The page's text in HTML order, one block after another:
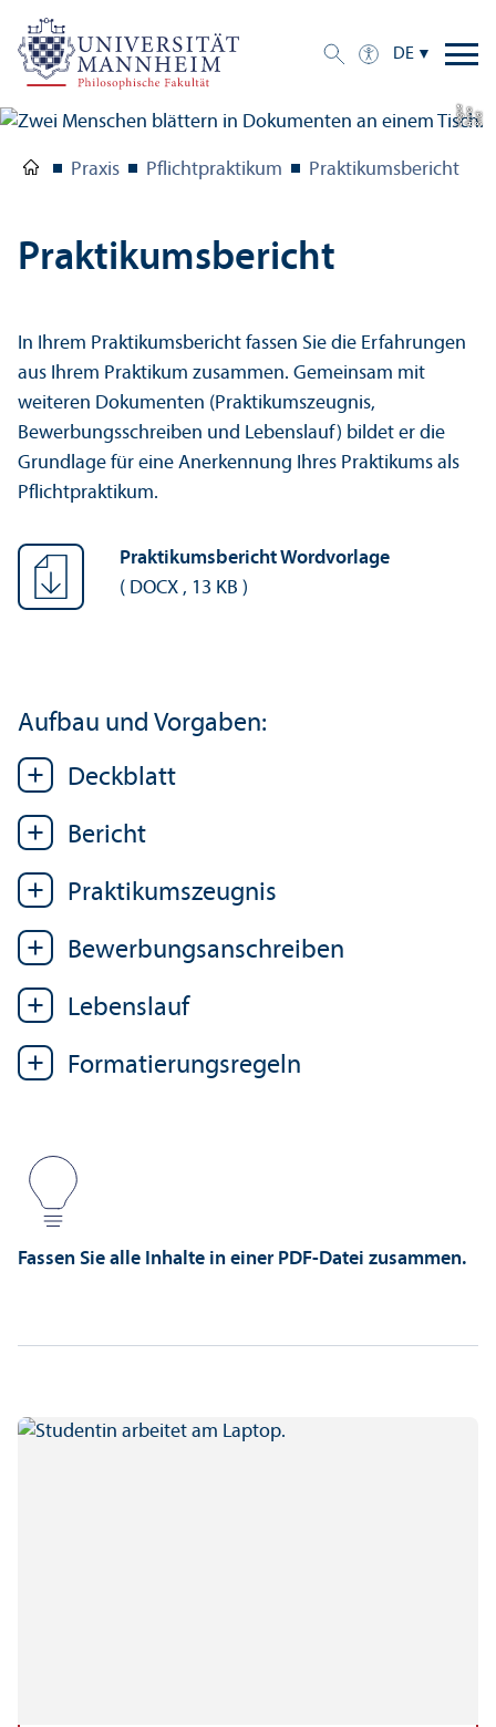
DE
Bil
d:
A
n
n
aL
o
g
u
e
Praxis Pflicht­praktikum Praktikumsbericht
Praktikumsbericht
In Ihrem Praktikumsbericht fassen Sie die Erfahrungen
aus Ihrem Praktikum zusammen. Gemeinsam mit
weiteren Dokumenten (Praktikumszeugnis,
Bewerbungs­schreiben und Lebens­lauf) bildet er die
Grundlage für eine Anerkennung Ihres Praktikums als
Pflicht­praktikum.
Praktikumsbericht Wordvorlage
( DOCX , 13 KB )
Aufbau und Vorgaben:
Deckblatt
Bericht
Praktikumszeugnis
Bewerbungs­anschreiben
Lebens­lauf
Formatierungs­regeln
Fassen Sie alle Inhalte in einer PDF-Datei zusammen.